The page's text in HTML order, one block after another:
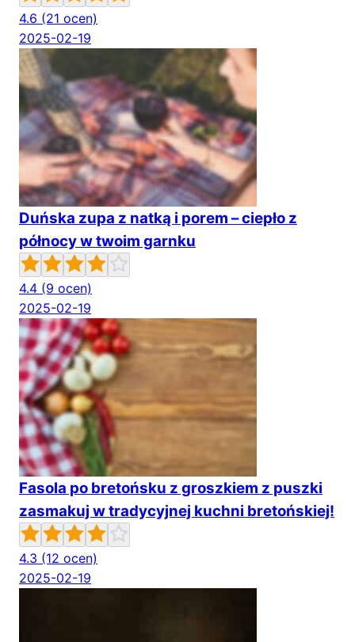
4.6 (21 ocen)
2025-02-19
Duńska zupa z natką i porem – ciepło z
północy w twoim garnku
4.4 (9 ocen)
2025-02-19
Fasola po bretońsku z groszkiem z puszki
zasmakuj w tradycyjnej kuchni bretońskiej!
4.3 (12 ocen)
2025-02-19